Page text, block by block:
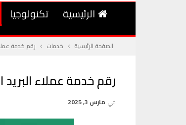
الرئيسية تكنولوجيا
الصفحة الرئيسية خدمات رقم خدمة
رقم خدمة عملاء
في مارس 3, 2025